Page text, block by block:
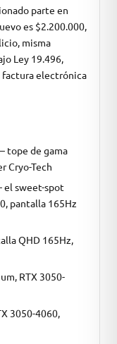
parte en
es $2.200.000,
misma
Ley 19.496,
factura electrónica
tope de gama
Cryo-Tech
sweet-spot
pantalla 165Hz
QHD 165Hz,
RTX 3050-
3050-4060,